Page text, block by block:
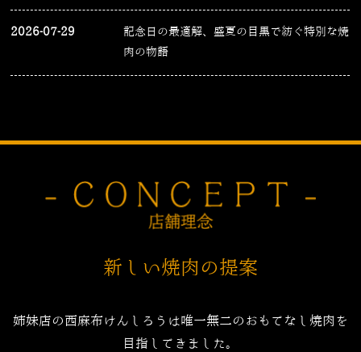
2026-07-29
記念日の最適解、盛夏の目黒で紡ぐ特別な焼
肉の物語
新しい焼肉の提案
姉妹店の西麻布けんしろうは唯一無二のおもてなし焼肉を
目指してきました。